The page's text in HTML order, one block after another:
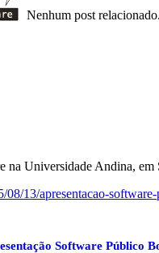
Nenhum post relacionado.
na Universidade Andina,
08/13/apresentacao-
Software Público